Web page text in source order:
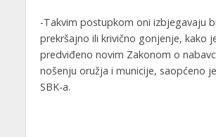
-Takvim postupkom oni izbjegavaju
prekršajno ili krivično gonjenje, kako
predviđeno novim Zakonom o
nošenju oružja i municije, saopćeno
SBK-a.